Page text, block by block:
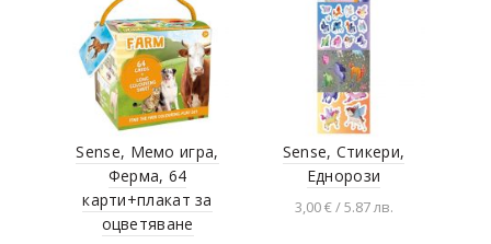
Sense, Мемо игра,
Ферма, 64
карти+плакат за
оцветяване
Sense, Стикери,
Еднорози
3,00 € / 5.87 лв.